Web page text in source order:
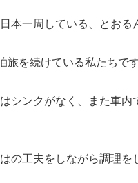
本一周している、とおる
旅を続けている私たちで
シンクがなく、また車内
の工夫をしながら調理を